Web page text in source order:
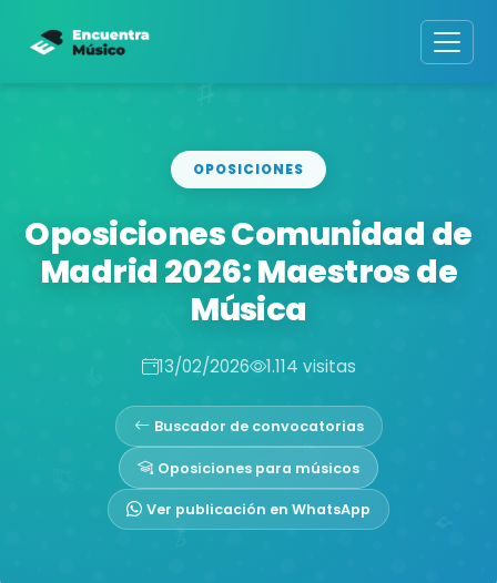
OPOSICIONES
Oposiciones Comunidad de
Madrid 2026: Maestros de
Música
13/02/2026 1.114 visitas
Buscador de convocatorias
Oposiciones para músicos
Ver publicación en WhatsApp